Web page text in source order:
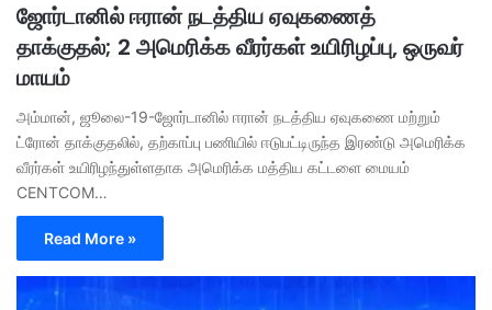
ஜோர்டானில் ஈரான் நடத்திய ஏவுகணைத்
தாக்குதல்; 2 அமெரிக்க வீரர்கள் உயிரிழப்பு, ஒருவர்
மாயம்
அம்மான், ஜூலை-19-ஜோர்டானில் ஈரான் நடத்திய ஏவுகணை மற்றும்
ட்ரோன் தாக்குதலில், தற்காப்பு பணியில் ஈடுபட்டிருந்த இரண்டு அமெரிக்க
வீரர்கள் உயிரிழந்துள்ளதாக அமெரிக்க மத்திய கட்டளை மையம்
CENTCOM…
Read More »